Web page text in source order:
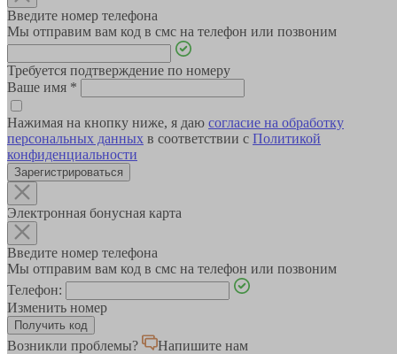
Введите номер телефона
Мы отправим вам код в смс на телефон или позвоним
Требуется подтверждение по номеру
Ваше имя *
Нажимая на кнопку ниже, я даю согласие на обработку
персональных данных в соответствии с Политикой
конфиденциальности
Зарегистрироваться
Электронная бонусная карта
Введите номер телефона
Мы отправим вам код в смс на телефон или позвоним
Телефон:
Изменить номер
Возникли проблемы? Напишите нам